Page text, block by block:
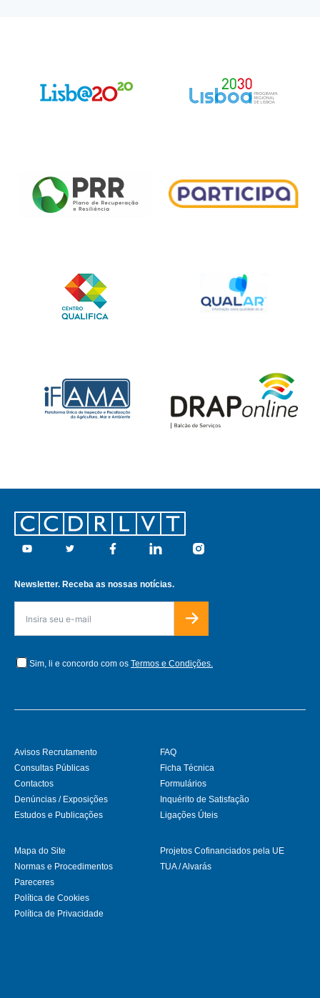
Footer
Youtube Twitter Facebook Linkedin Instagram
Newsletter. Receba as nossas notícias.
Sim, li e concordo com os Termos e Condições.
Avisos Recrutamento
Consultas Públicas
Contactos
Denúncias / Exposições
Estudos e Publicações
FAQ
Ficha Técnica
Formulários
Inquérito de Satisfação
Ligações Úteis
Mapa do Site
Normas e Procedimentos
Pareceres
Política de Cookies
Política de Privacidade
Projetos Cofinanciados pela UE
TUA / Alvarás